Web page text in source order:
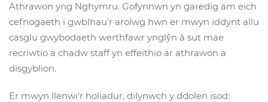
Athrawon yng Nghymru. Gofynnwn yn garedig am eich
cefnogaeth i gwblhau'r arolwg hwn er mwyn iddynt allu
casglu gwybodaeth werthfawr ynglŷn â sut mae
recriwtio a chadw staff yn effeithio ar athrawon a
disgyblion.
Er mwyn llenwi'r holiadur, dilynwch y ddolen isod: